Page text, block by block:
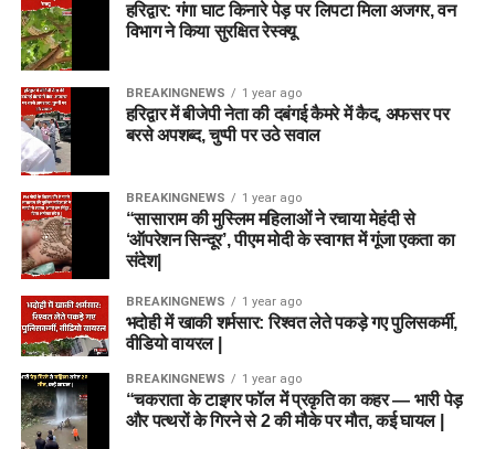
हरिद्वार: गंगा घाट किनारे पेड़ पर लिपटा मिला अजगर, वन
विभाग ने किया सुरक्षित रेस्क्यू
BREAKINGNEWS 1 year ago
हरिद्वार में बीजेपी नेता की दबंगई कैमरे में कैद, अफसर पर
बरसे अपशब्द, चुप्पी पर उठे सवाल
BREAKINGNEWS 1 year ago
“सासाराम की मुस्लिम महिलाओं ने रचाया मेहंदी से
‘ऑपरेशन सिन्दूर’, पीएम मोदी के स्वागत में गूंजा एकता का
संदेश|
BREAKINGNEWS 1 year ago
भदोही में खाकी शर्मसार: रिश्वत लेते पकड़े गए पुलिसकर्मी,
वीडियो वायरल |
BREAKINGNEWS 1 year ago
“चकराता के टाइगर फॉल में प्रकृति का कहर — भारी पेड़
और पत्थरों के गिरने से 2 की मौके पर मौत, कई घायल |